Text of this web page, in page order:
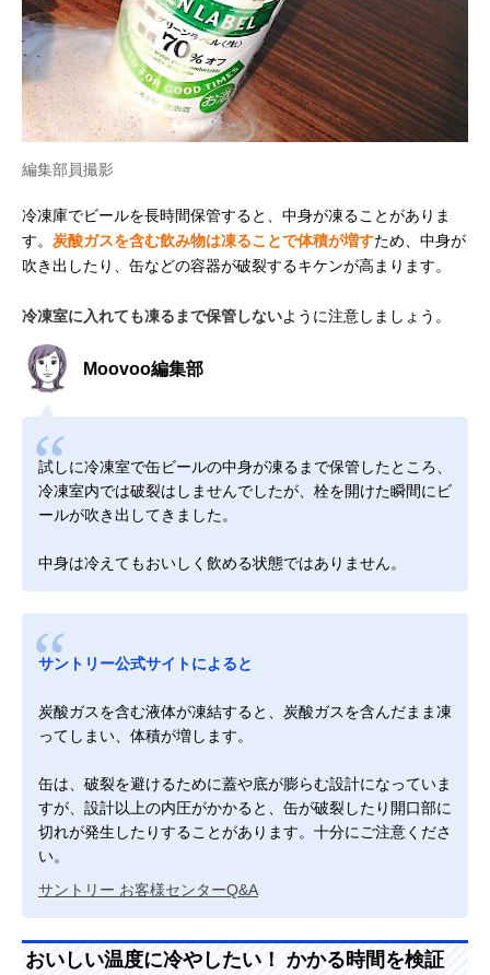
編集部員撮影
冷凍庫でビールを長時間保管すると、中身が凍ることがありま
す。 炭酸ガスを含む飲み物は凍ることで体積が増すため、中身が
吹き出したり、缶などの容器が破裂するキケンが高まります。
冷凍室に入れても凍るまで保管しないように注意しましょう。
Moovoo編集部
試しに冷凍室で缶ビールの中身が凍るまで保管したところ、
冷凍室内では破裂はしませんでしたが、栓を開けた瞬間にビ
ールが吹き出してきました。
中身は冷えてもおいしく飲める状態ではありません。
サントリー公式サイトによると
炭酸ガスを含む液体が凍結すると、炭酸ガスを含んだまま凍
ってしまい、体積が増します。
缶は、破裂を避けるために蓋や底が膨らむ設計になっていま
すが、設計以上の内圧がかかると、缶が破裂したり開口部に
切れが発生したりすることがあります。十分にご注意くださ
い。
サントリー お客様センターQ&A
おいしい温度に冷やしたい！ かかる時間を検証